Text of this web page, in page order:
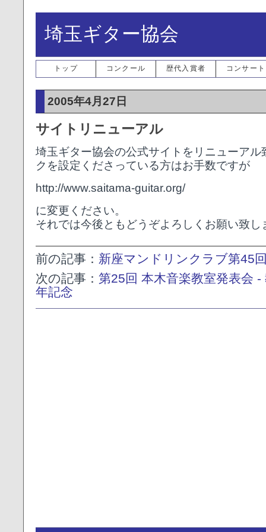
埼玉ギター協会
トップ コンクール 歴代入賞者 コンサート
2005年4月27日
サイトリニューアル
埼玉ギター協会の公式サイトをリニューアル
クを設定くださっている方はお手数ですが
http://www.saitama-guitar.org/
に変更ください。
それでは今後ともどうぞよろしくお願い致し
前の記事： 新座マンドリンクラブ第45
次の記事： 第25回 本木音楽教室発表会 -
年記念